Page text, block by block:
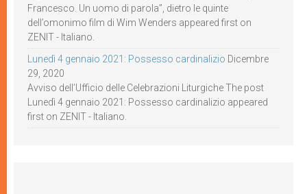
Francesco. Un uomo di parola”, dietro le quinte
dell’omonimo film di Wim Wenders appeared first on
ZENIT - Italiano.
Lunedì 4 gennaio 2021: Possesso cardinalizio Dicembre
29, 2020
Avviso dell’Ufficio delle Celebrazioni Liturgiche The post
Lunedì 4 gennaio 2021: Possesso cardinalizio appeared
first on ZENIT - Italiano.